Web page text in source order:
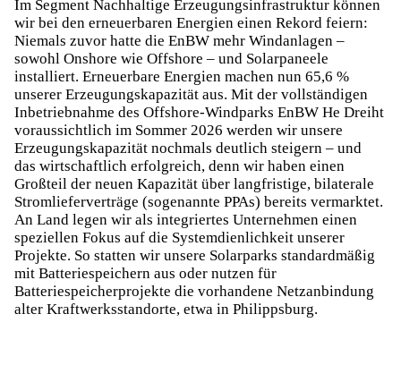
Im Segment Nachhaltige Erzeugungsinfrastruktur können
wir bei den erneuerbaren Energien einen Rekord feiern:
Niemals zuvor hatte die EnBW mehr Windanlagen –
sowohl Onshore wie Offshore – und Solarpaneele
installiert. Erneuerbare Energien machen nun 65,6 %
unserer Erzeugungskapazität aus. Mit der vollständigen
Inbetriebnahme des Offshore-Windparks EnBW He Dreiht
voraussichtlich im Sommer 2026 werden wir unsere
Erzeugungskapazität nochmals deutlich steigern – und
das wirtschaftlich erfolgreich, denn wir haben einen
Großteil der neuen Kapazität über langfristige, bilaterale
Stromlieferverträge (sogenannte PPAs) bereits vermarktet.
An Land legen wir als integriertes Unternehmen einen
speziellen Fokus auf die Systemdienlichkeit unserer
Projekte. So statten wir unsere Solarparks standardmäßig
mit Batteriespeichern aus oder nutzen für
Batteriespeicherprojekte die vorhandene Netzanbindung
alter Kraftwerksstandorte, etwa in Philippsburg.